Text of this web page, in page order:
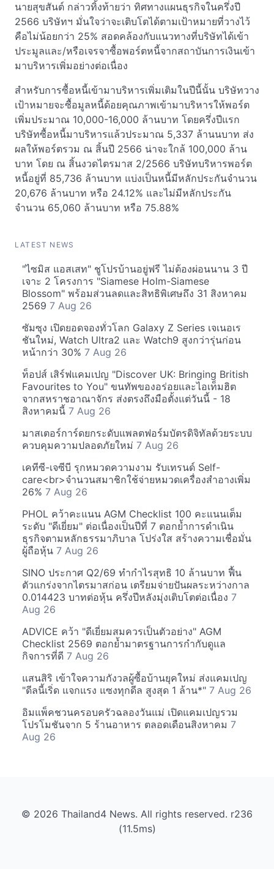
นายสุขสันต์ กล่าวทิ้งท้ายว่า ทิศทางแผนธุรกิจในครึ่งปี
2566 บริษัทฯ มั่นใจว่าจะเติบโตได้ตามเป้าหมายที่วางไว้
คือไม่น้อยกว่า 25% สอดคล้องกับแนวทางที่บริษัทได้เข้า
ประมูลและ/หรือเจรจาซื้อพอร์ตหนี้จากสถาบันการเงินเข้า
มาบริหารเพิ่มอย่างต่อเนื่อง
สำหรับการซื้อหนี้เข้ามาบริหารเพิ่มเติมในปีนี้นั้น บริษัทวาง
เป้าหมายจะซื้อมูลหนี้ด้อยคุณภาพเข้ามาบริหารให้พอร์ต
เพิ่มประมาณ 10,000-16,000 ล้านบาท โดยครึ่งปีแรก
บริษัทซื้อหนี้มาบริหารแล้วประมาณ 5,337 ล้านนบาท ส่ง
ผลให้พอร์ตรวม ณ สิ้นปี 2566 น่าจะใกล้ 100,000 ล้าน
บาท โดย ณ สิ้นงวดไตรมาส 2/2566 บริษัทบริหารพอร์ต
หนี้อยู่ที่ 85,736 ล้านบาท แบ่งเป็นหนี้มีหลักประกันจำนวน
20,676 ล้านบาท หรือ 24.12% และไม่มีหลักประกัน
จำนวน 65,060 ล้านบาท หรือ 75.88%
LATEST NEWS
"ไซมิส แอสเสท" ชูโปรบ้านอยู่ฟรี ไม่ต้องผ่อนนาน 3 ปี
เจาะ 2 โครงการ "Siamese Holm-Siamese
Blossom" พร้อมส่วนลดและสิทธิพิเศษถึง 31 สิงหาคม
2569 7 Aug 26
ซัมซุง เปิดยอดจองทั่วโลก Galaxy Z Series เจเนอเร
ชันใหม่, Watch Ultra2 และ Watch9 สูงกว่ารุ่นก่อน
หน้ากว่า 30% 7 Aug 26
ท็อปส์ เสิร์ฟแคมเปญ "Discover UK: Bringing British
Favourites to You" ขนทัพของอร่อยและไอเท็มฮิต
จากสหราชอาณาจักร ส่งตรงถึงมือตั้งแต่วันนี้ - 18
สิงหาคมนี้ 7 Aug 26
มาสเตอร์การ์ดยกระดับแพลตฟอร์มบัตรดิจิทัลด้วยระบบ
ควบคุมความปลอดภัยใหม่ 7 Aug 26
เคทีซี-เจซีบี รุกหมวดความงาม รับเทรนด์ Self-
care<br>จำนวนสมาชิกใช้จ่ายหมวดเครื่องสำอางเพิ่ม
26% 7 Aug 26
PHOL คว้าคะแนน AGM Checklist 100 คะแนนเต็ม
ระดับ "ดีเยี่ยม" ต่อเนื่องเป็นปีที่ 7 ตอกย้ำการดำเนิน
ธุรกิจตามหลักธรรมาภิบาล โปร่งใส สร้างความเชื่อมั่น
ผู้ถือหุ้น 7 Aug 26
SINO ประกาศ Q2/69 ทำกำไรสุทธิ 10 ล้านบาท ฟื้น
ตัวแกร่งจากไตรมาสก่อน เตรียมจ่ายปันผลระหว่างกาล
0.014423 บาทต่อหุ้น ครึ่งปีหลังมุ่งเติบโตต่อเนื่อง 7
Aug 26
ADVICE คว้า "ดีเยี่ยมสมควรเป็นตัวอย่าง" AGM
Checklist 2569 ตอกย้ำมาตรฐานการกำกับดูแล
กิจการที่ดี 7 Aug 26
แสนสิริ เข้าใจความกังวลผู้ซื้อบ้านยุคใหม่ ส่งแคมเปญ
"ดีลนี้เริ่ด แจกแรง แซงทุกดีล สูงสุด 1 ล้าน*" 7 Aug 26
อิมแพ็คชวนครอบครัวฉลองวันแม่ เปิดแคมเปญรวม
โปรโมชันจาก 5 ร้านอาหาร ตลอดเดือนสิงหาคม 7
Aug 26
© 2026 Thailand4 News. All rights reserved. r236
(11.5ms)